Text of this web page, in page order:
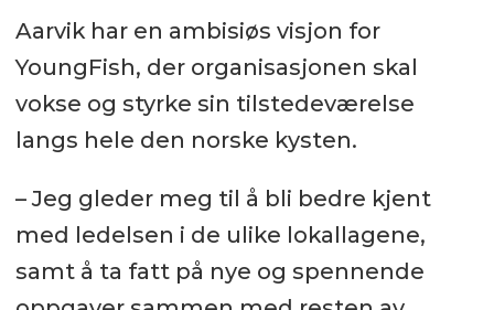
Aarvik har en ambisiøs visjon for
YoungFish, der organisasjonen skal
vokse og styrke sin tilstedeværelse
langs hele den norske kysten.
– Jeg gleder meg til å bli bedre kjent
med ledelsen i de ulike lokallagene,
samt å ta fatt på nye og spennende